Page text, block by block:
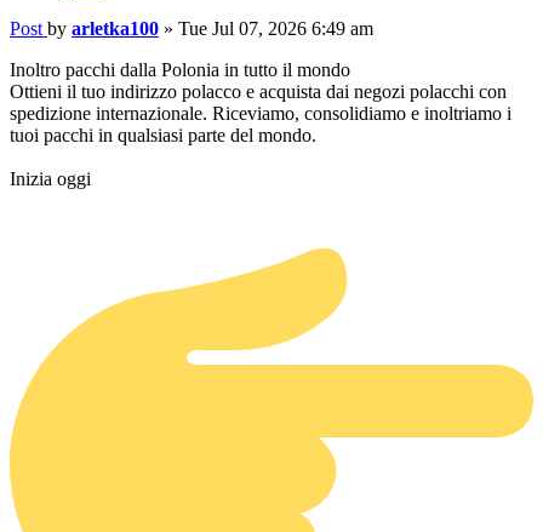
Post by arletka100 » Tue Jul 07, 2026 6:49 am
Inoltro pacchi dalla Polonia in tutto il mondo
Ottieni il tuo indirizzo polacco e acquista dai negozi polacchi con
spedizione internazionale. Riceviamo, consolidiamo e inoltriamo i
tuoi pacchi in qualsiasi parte del mondo.
Inizia oggi